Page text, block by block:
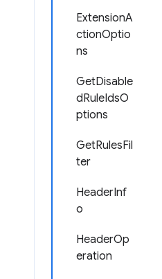
ExtensionA
ctionOptio
ns
GetDisable
dRuleIdsO
ptions
GetRulesFil
ter
HeaderInf
o
HeaderOp
eration